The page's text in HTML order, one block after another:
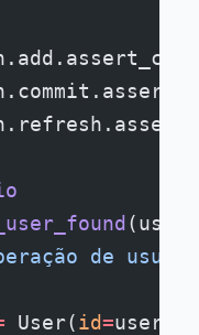
de
User(id=